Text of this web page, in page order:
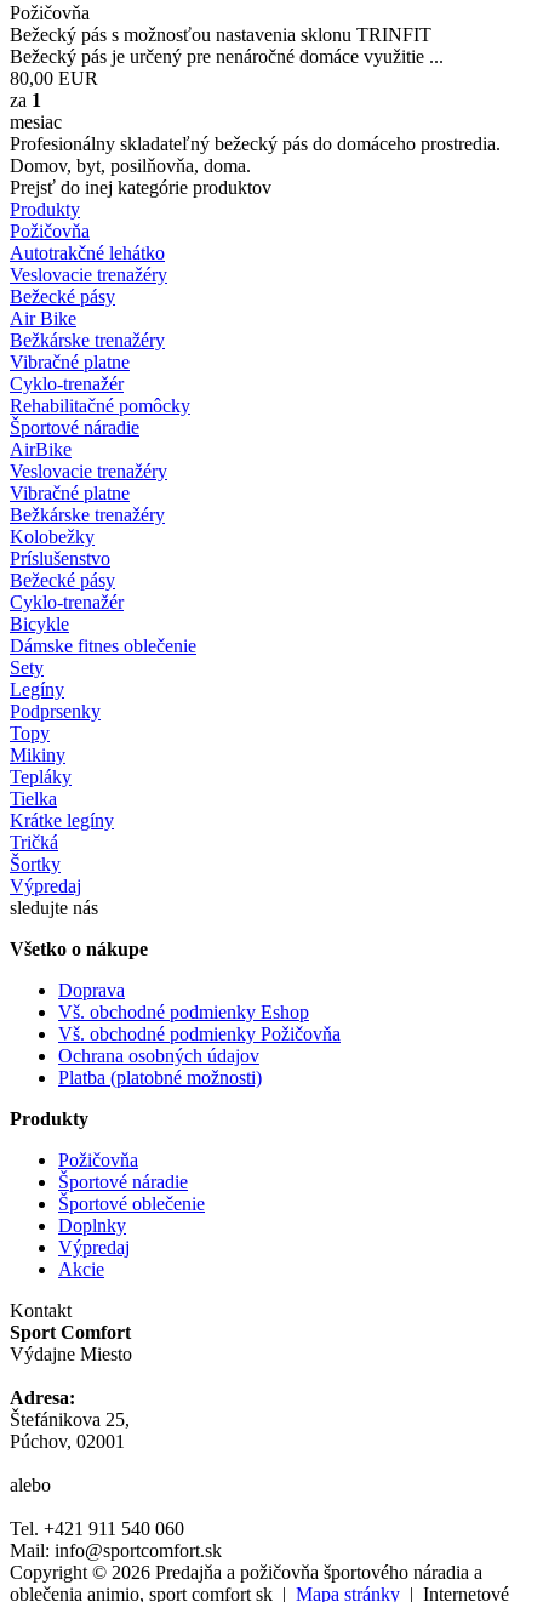
Požičovňa
Bežecký pás s možnosťou nastavenia sklonu TRINFIT
Bežecký pás je určený pre nenáročné domáce využitie ...
80,00 EUR
za 1
mesiac
Profesionálny skladateľný bežecký pás do domáceho prostredia.
Domov, byt, posilňovňa, doma.
Prejsť do inej kategórie produktov
Produkty
Požičovňa
Autotrakčné lehátko
Veslovacie trenažéry
Bežecké pásy
Air Bike
Bežkárske trenažéry
Vibračné platne
Cyklo-trenažér
Rehabilitačné pomôcky
Športové náradie
AirBike
Veslovacie trenažéry
Vibračné platne
Bežkárske trenažéry
Kolobežky
Príslušenstvo
Bežecké pásy
Cyklo-trenažér
Bicykle
Dámske fitnes oblečenie
Sety
Legíny
Podprsenky
Topy
Mikiny
Tepláky
Tielka
Krátke legíny
Tričká
Šortky
Výpredaj
sledujte nás
Všetko o nákupe
Doprava
Vš. obchodné podmienky Eshop
Vš. obchodné podmienky Požičovňa
Ochrana osobných údajov
Platba (platobné možnosti)
Produkty
Požičovňa
Športové náradie
Športové oblečenie
Doplnky
Výpredaj
Akcie
Kontakt
Sport Comfort
Výdajne Miesto
Adresa:
Štefánikova 25,
Púchov, 02001
alebo
Tel. +421 911 540 060
Mail: info@sportcomfort.sk
Copyright © 2026 Predajňa a požičovňa športového náradia a
oblečenia animio, sport comfort sk | Mapa stránky | Internetové